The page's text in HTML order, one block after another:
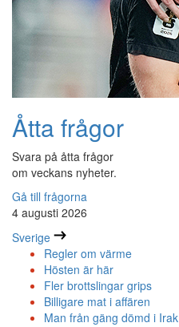
Åtta frågor
Svara på åtta frågor
om veckans nyheter.
Gå till frågorna
4 augusti 2026
Sverige
Regler om värme
Hösten är här
Fler brottslingar grips
Billigare mat i affären
Man från gäng dömd i Irak